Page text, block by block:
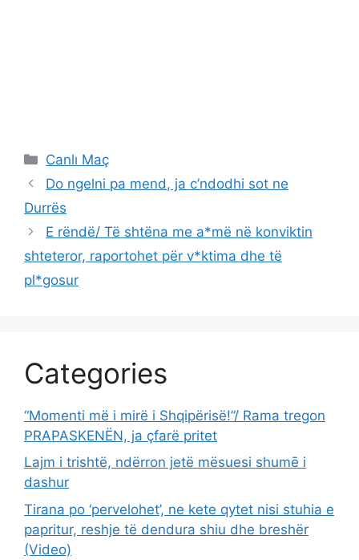
Categories
Canlı Maç
Do ngelni pa mend, ja c’ndodhi sot ne
Durrës
E rëndë/ Të shtëna me a*më në konviktin
shteteror, raportohet për v*ktima dhe të
pl*gosur
Categories
“Momenti më i mirë i Shqipërisë!”/ Rama tregon
PRAPASKENËN, ja çfarë pritet
Lajm i trishtë, ndërron jetë mësuesi shumē i
dashur
Tirana po ‘pervelohet’, ne kete qytet nisi stuhia e
papritur, reshje të dendura shiu dhe breshër
(Video)